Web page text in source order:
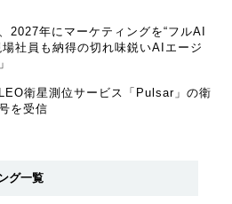
2027年にマーケティングを“フルAI
社員も納得の切れ味鋭いAIエージ
衛星測位サービス「Pulsar」の衛
を受信
グ一覧